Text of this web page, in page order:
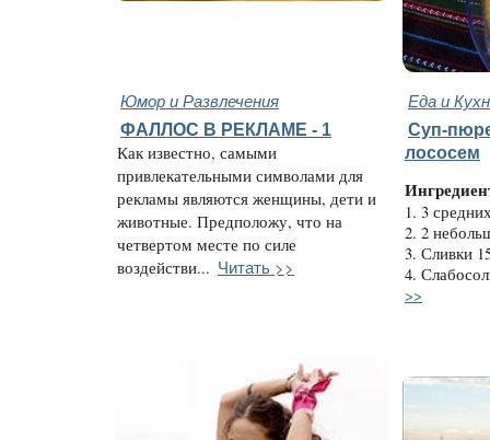
Юмор и Развлечения Еда и
ФАЛЛОС В РЕКЛАМЕ - 1
Как известно, самыми
привлекательными символами для
рекламы являются женщины, дети и
животные. Предположу, что на
четвертом месте по силе
воздействи... Читать >>
Суп-
лососем
1. 3
2. 2
3. Сливки
4.
>>